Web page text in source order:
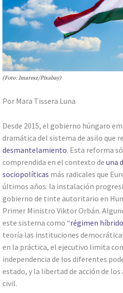
(Foto: Imaresz/Pixabay)
Por Mara Tissera Luna
Desde 2015, el gobierno húngaro
dramática del sistema de asilo que
desmantelamiento. Esta reforma
comprendida en el contexto de una
sociopolíticas más radicales que
últimos años: la instalación
gobierno de tinte autoritario en
Primer Ministro Viktor Orbán.
este sistema como “régimen híbrido
teoría las instituciones
en la práctica, el ejecutivo limita
independencia de los diferentes
estado, y la libertad de acción de los
civil.